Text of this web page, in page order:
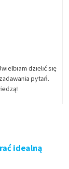
dzielić się
pytań.
idealną